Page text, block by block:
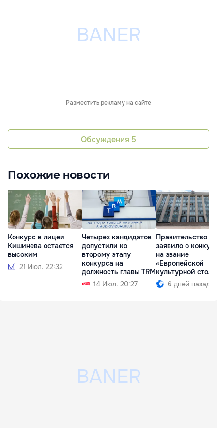
Разместить рекламу на сайте
Обсуждения 5
Похожие новости
Конкурс в лицеи
Кишинева остается
высоким
21 Июл. 22:32
Четырех кандидатов
допустили ко
второму этапу
конкурса на
должность главы TRM
14 Июл. 20:27
Правительство
заявило о
на звание
«Европейской
культурной
2033 года
6 дней назад